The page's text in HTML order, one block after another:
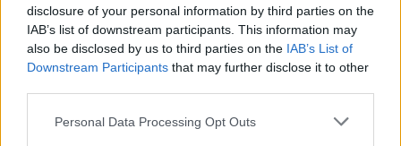
disclosure of your personal information by third parties on the
IAB’s list of downstream participants. This information may
also be disclosed by us to third parties on the IAB’s List of
Downstream Participants that may further disclose it to other
Personal Data Processing Opt Outs
Sodas ir daržas Sodas ir daržas